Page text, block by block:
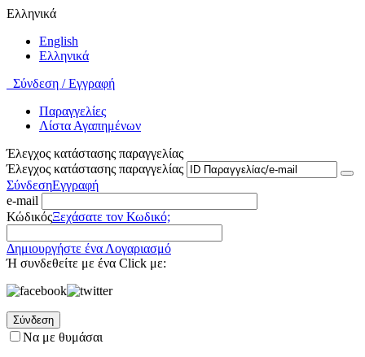
Ελληνικά
English
Ελληνικά
Σύνδεση / Εγγραφή
Παραγγελίες
Λίστα Αγαπημένων
Έλεγχος κατάστασης παραγγελίας
Έλεγχος κατάστασης παραγγελίας
ΣύνδεσηΕγγραφή
e-mail
ΚώδικόςΞεχάσατε τον Κωδικό;
Δημιουργήστε ένα Λογαριασμό
Ή συνδεθείτε με ένα Click με:
Σύνδεση
Να με θυμάσαι